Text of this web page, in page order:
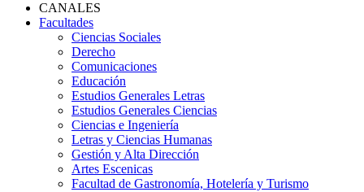
CANALES
Facultades
Ciencias Sociales
Derecho
Comunicaciones
Educación
Estudios Generales Letras
Estudios Generales Ciencias
Ciencias e Ingeniería
Letras y Ciencias Humanas
Gestión y Alta Dirección
Artes Escenicas
Facultad de Gastronomía, Hotelería y Turismo